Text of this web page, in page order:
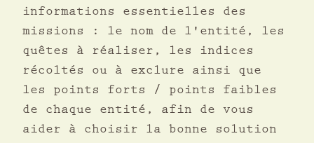
informations essentielles des
missions : le nom de l'entité, les
quêtes à réaliser, les indices
récoltés ou à exclure ainsi que
les points forts / points faibles
de chaque entité, afin de vous
aider à choisir la bonne solution